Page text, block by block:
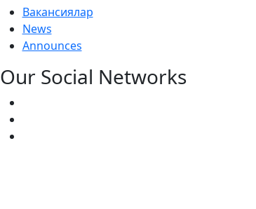
Вакансиялар
News
Announces
Our Social Networks